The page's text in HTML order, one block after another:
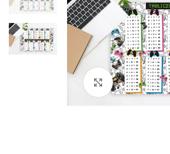
Kliknij aby